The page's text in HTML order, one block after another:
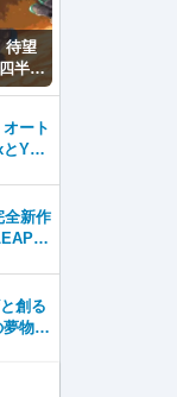
待望
半期
オート
You
全新作
』
創る
夢物
鮮な